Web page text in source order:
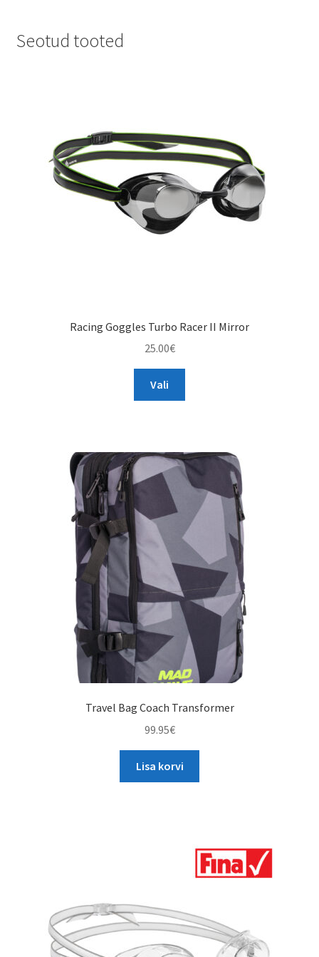
Seotud tooted
Racing Goggles Turbo Racer II Mirror
25.00€
Vali
The
options
may
be
chosen
on
product
page
Travel Bag Coach Transformer
99.95€
Lisa korvi